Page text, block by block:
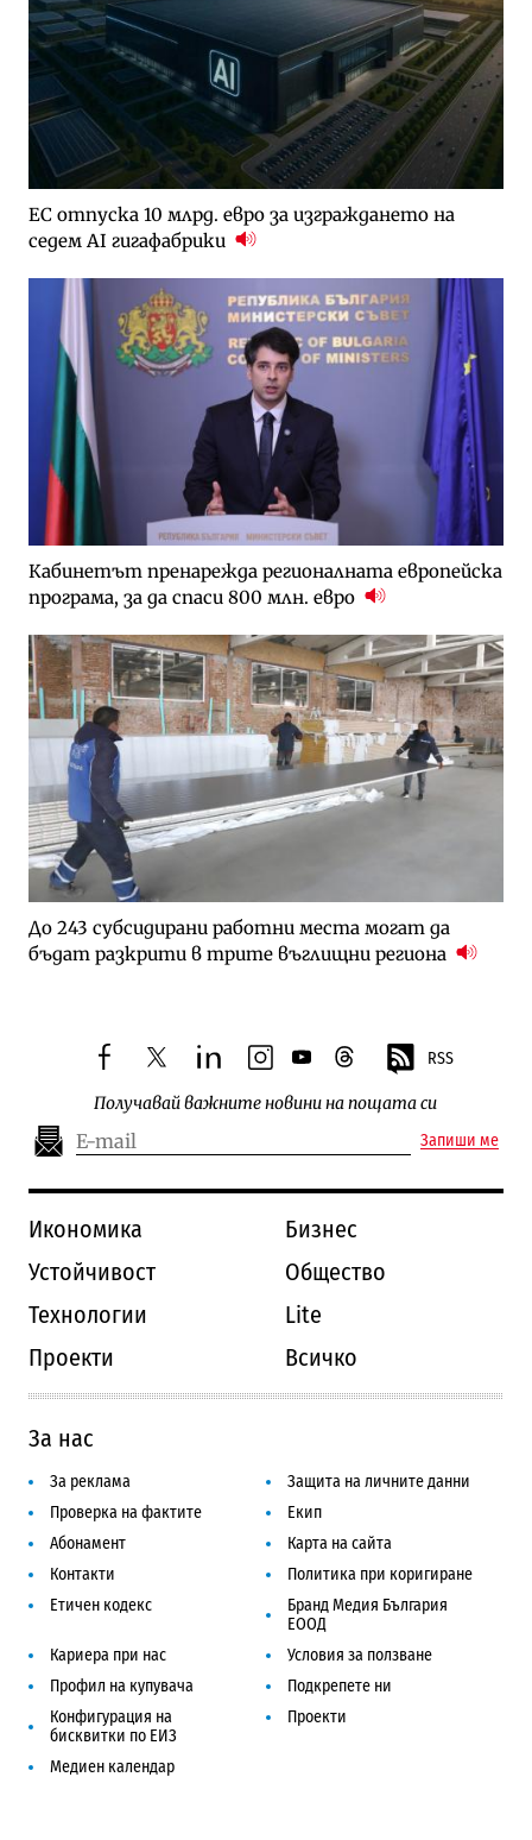
ЕС отпуска 10 млрд. евро за изграждането на
седем AI гигафабрики
Кабинетът пренарежда регионалната европейска
програма, за да спаси 800 млн. евро
До 243 субсидирани работни места могат да
бъдат разкрити в трите въглищни региона
facebooktwitterlinkedininstagram
youtubethreads RSS
Получавай важните новини на пощата си
Запиши ме
Икономика
Бизнес
Устойчивост
Общество
Технологии
Lite
Проекти
Всичко
За нас
За реклама
Защита на личните данни
Проверка на фактите
Екип
Абонамент
Карта на сайта
Контакти
Политика при коригиране
Етичен кодекс
Бранд Медия България
ЕООД
Кариера при нас
Условия за ползване
Профил на купувача
Подкрепете ни
Конфигурация на
бисквитки по ЕИЗ
Проекти
Медиен календар